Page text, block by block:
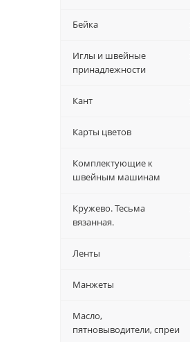
Бейка
Иглы и швейные
принадлежности
Кант
Карты цветов
Комплектующие к
швейным машинам
Кружево. Тесьма
вязанная.
Ленты
Манжеты
Масло,
пятновыводители, спреи